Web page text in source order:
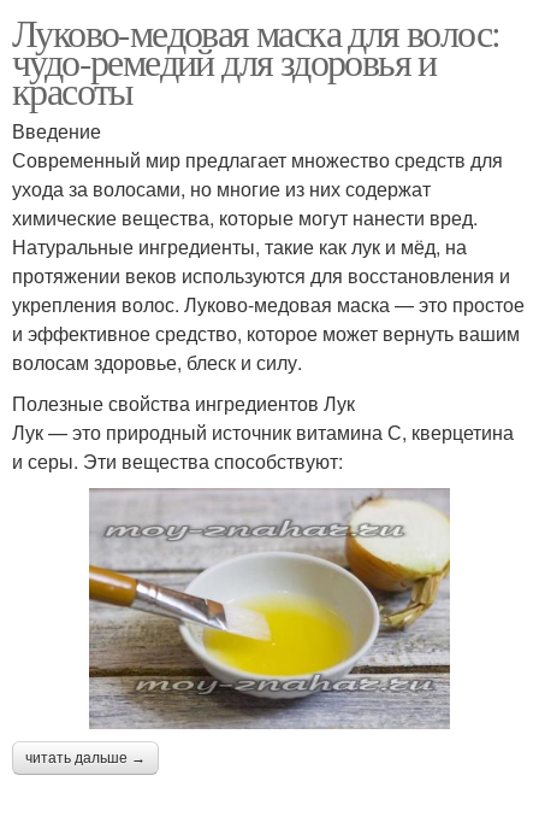
Луково-медовая маска для волос:
чудо-ремедий для здоровья и
красоты
Введение
Современный мир предлагает множество средств для
ухода за волосами, но многие из них содержат
химические вещества, которые могут нанести вред.
Натуральные ингредиенты, такие как лук и мёд, на
протяжении веков используются для восстановления и
укрепления волос. Луково-медовая маска — это простое
и эффективное средство, которое может вернуть вашим
волосам здоровье, блеск и силу.
Полезные свойства ингредиентов Лук
Лук — это природный источник витамина С, кверцетина
и серы. Эти вещества способствуют:
читать дальше →